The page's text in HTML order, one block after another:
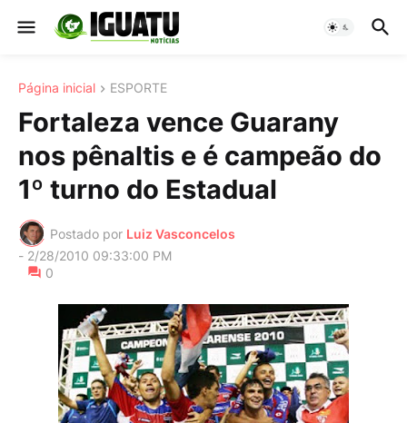
Página inicial ESPORTE
Fortaleza vence Guarany
nos pênaltis e é campeão do
1º turno do Estadual
Postado por Luiz Vasconcelos
- 2/28/2010 09:33:00 PM
0